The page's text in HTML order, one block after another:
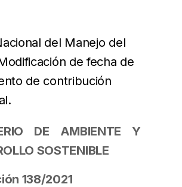
del Manejo del
de fecha de
de contribución
DE AMBIENTE Y
SOSTENIBLE
138/2021